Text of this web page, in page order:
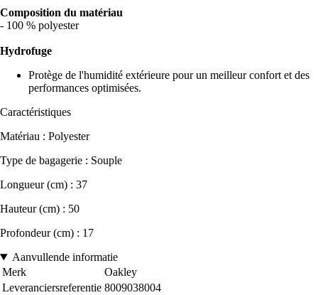
Composition du matériau
- 100 % polyester
Hydrofuge
Protège de l'humidité extérieure pour un meilleur confort et des
performances optimisées.
Caractéristiques
Matériau : Polyester
Type de bagagerie : Souple
Longueur (cm) : 37
Hauteur (cm) : 50
Profondeur (cm) : 17
Aanvullende informatie
Merk
Oakley
Leveranciersreferentie 8009038004